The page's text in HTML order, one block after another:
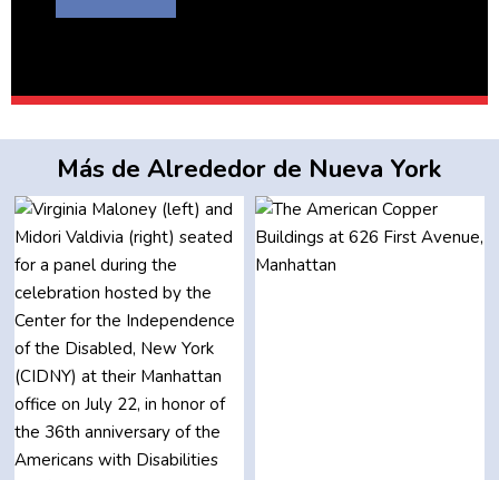
Más de Alrededor de Nueva York